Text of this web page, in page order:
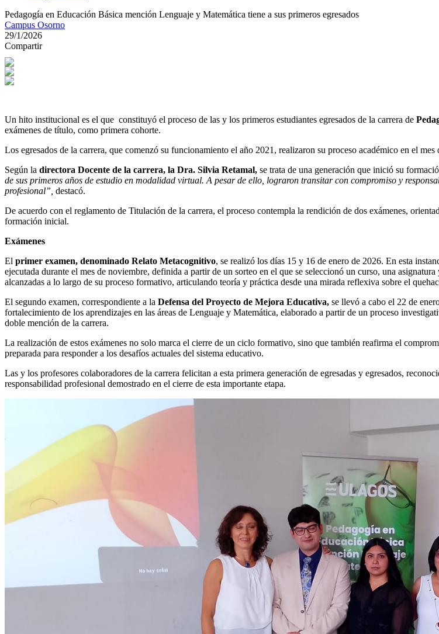
Pedagogía en Educación Básica mención Lenguaje y Matemática tiene a sus primeros egresados
Campus Osorno
29/1/2026
Compartir
Un hito institucional es el que constituyó el proceso de las y los primeros estudiantes egresados de la carrera de
exámenes de título, como primera cohorte.
Los egresados de la carrera, que comenzó su funcionamiento el año 2021, realizaron su proceso académico en el mes
Según la directora Docente de la carrera, la Dra. Silvia Retamal, se trata de una generación que inició su
de sus primeros años de estudio en modalidad virtual. A pesar de ello, lograron transitar con compromiso y
profesional”, destacó.
De acuerdo con el reglamento de Titulación de la carrera, el proceso contempla la rendición de dos exámenes,
formación inicial.
Exámenes
El primer examen, denominado Relato Metacognitivo, se realizó los días 15 y 16 de enero de 2026. En esta
ejecutada durante el mes de noviembre, definida a partir de un sorteo en el que se seleccionó un curso, una
alcanzadas a lo largo de su proceso formativo, articulando teoría y práctica desde una mirada reflexiva sobre el
El segundo examen, correspondiente a la Defensa del Proyecto de Mejora Educativa, se llevó a cabo el 22 de
fortalecimiento de los aprendizajes en las áreas de Lenguaje y Matemática, elaborado a partir de un proceso
doble mención de la carrera.
La realización de estos exámenes no solo marca el cierre de un ciclo formativo, sino que también reafirma el
preparada para responder a los desafíos actuales del sistema educativo.
Las y los profesores colaboradores de la carrera felicitan a esta primera generación de egresadas y egresados,
responsabilidad profesional demostrado en el cierre de esta importante etapa.